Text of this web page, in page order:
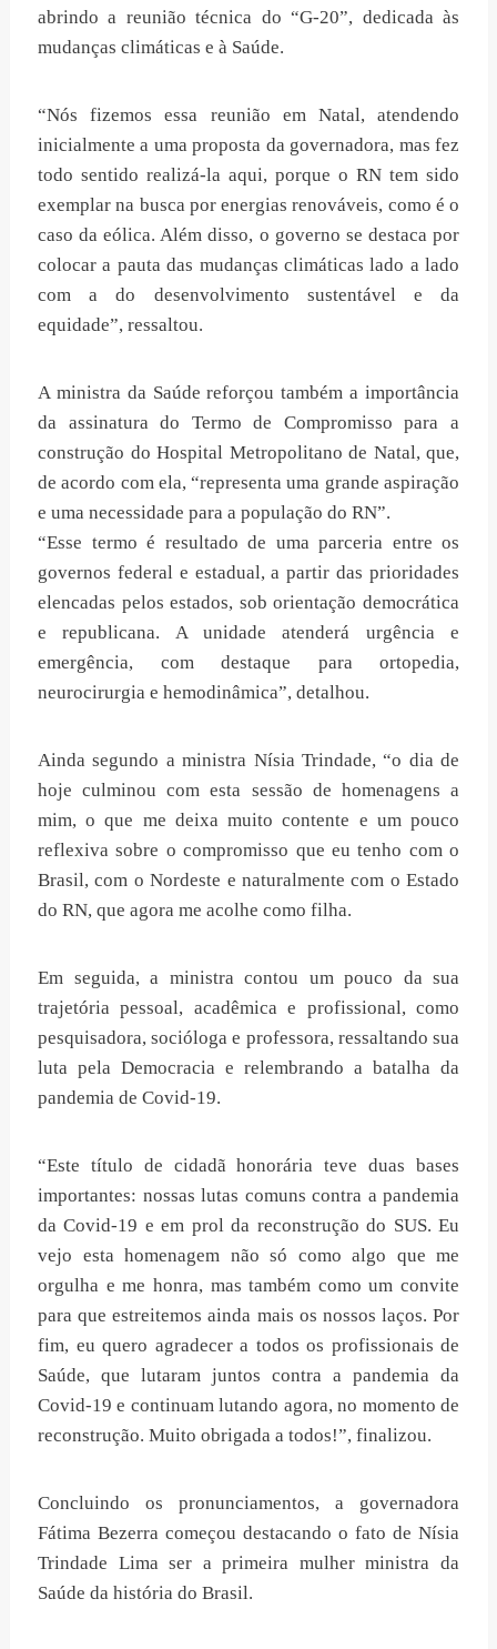
abrindo a reunião técnica do “G-20”, dedicada às
mudanças climáticas e à Saúde.
“Nós fizemos essa reunião em Natal, atendendo
inicialmente a uma proposta da governadora, mas fez
todo sentido realizá-la aqui, porque o RN tem sido
exemplar na busca por energias renováveis, como é o
caso da eólica. Além disso, o governo se destaca por
colocar a pauta das mudanças climáticas lado a lado
com a do desenvolvimento sustentável e da
equidade”, ressaltou.
A ministra da Saúde reforçou também a importância
da assinatura do Termo de Compromisso para a
construção do Hospital Metropolitano de Natal, que,
de acordo com ela, “representa uma grande aspiração
e uma necessidade para a população do RN”.
“Esse termo é resultado de uma parceria entre os
governos federal e estadual, a partir das prioridades
elencadas pelos estados, sob orientação democrática
e republicana. A unidade atenderá urgência e
emergência, com destaque para ortopedia,
neurocirurgia e hemodinâmica”, detalhou.
Ainda segundo a ministra Nísia Trindade, “o dia de
hoje culminou com esta sessão de homenagens a
mim, o que me deixa muito contente e um pouco
reflexiva sobre o compromisso que eu tenho com o
Brasil, com o Nordeste e naturalmente com o Estado
do RN, que agora me acolhe como filha.
Em seguida, a ministra contou um pouco da sua
trajetória pessoal, acadêmica e profissional, como
pesquisadora, socióloga e professora, ressaltando sua
luta pela Democracia e relembrando a batalha da
pandemia de Covid-19.
“Este título de cidadã honorária teve duas bases
importantes: nossas lutas comuns contra a pandemia
da Covid-19 e em prol da reconstrução do SUS. Eu
vejo esta homenagem não só como algo que me
orgulha e me honra, mas também como um convite
para que estreitemos ainda mais os nossos laços. Por
fim, eu quero agradecer a todos os profissionais de
Saúde, que lutaram juntos contra a pandemia da
Covid-19 e continuam lutando agora, no momento de
reconstrução. Muito obrigada a todos!”, finalizou.
Concluindo os pronunciamentos, a governadora
Fátima Bezerra começou destacando o fato de Nísia
Trindade Lima ser a primeira mulher ministra da
Saúde da história do Brasil.